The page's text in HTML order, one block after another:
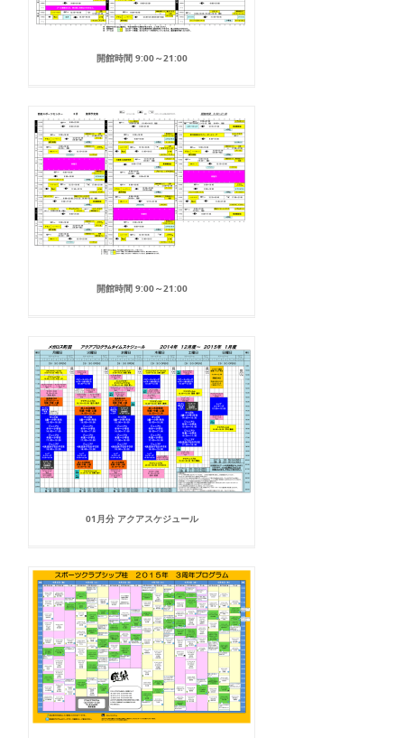
開館時間 9:00～21:00
開館時間 9:00～21:00
01月分 アクアスケジュール